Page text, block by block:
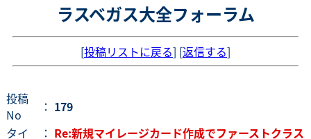
ラスベガス大全フォーラム
[投稿リストに戻る] [返信する]
投稿
No
： 179
タイ
： Re:新規マイレージカード作成でファーストクラス